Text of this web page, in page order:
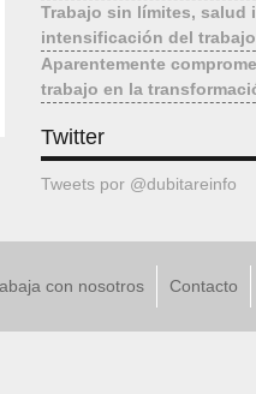
Trabajo sin límites, salud
intensificación del
Aparentemente
trabajo en la
Twitter
Tweets por @dubitareinfo
con nosotros Contacto